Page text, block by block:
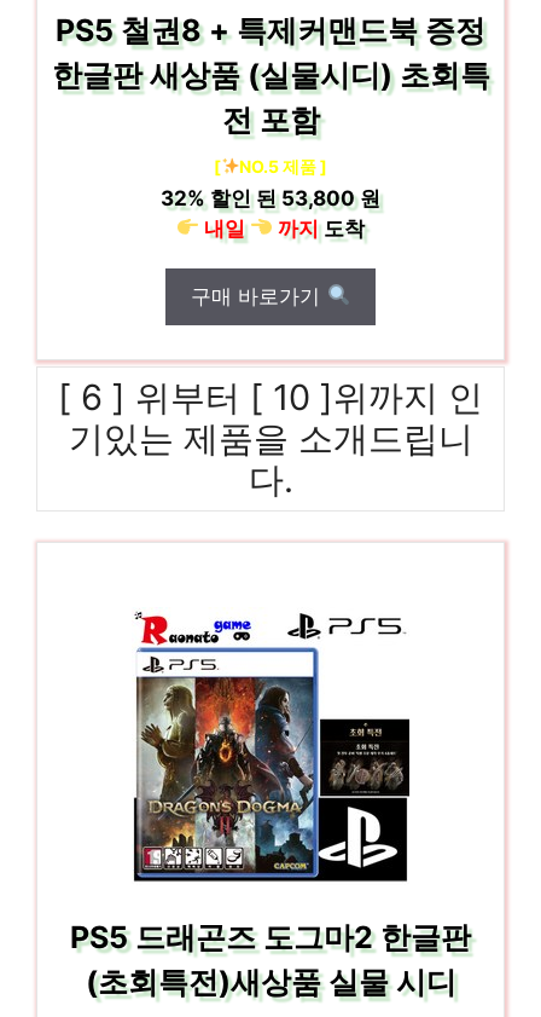
PS5 철권8 + 특제커맨드북 증정
한글판 새상품 (실물시디) 초회특
전 포함
[ NO.5 제품 ]
32% 할인 된53,800 원
내일
까지도착
구매 바로가기
[ 6 ] 위부터 [ 10 ]위까지 인
기있는 제품을 소개드립니
다.
PS5 드래곤즈 도그마2 한글판
(초회특전)새상품 실물 시디